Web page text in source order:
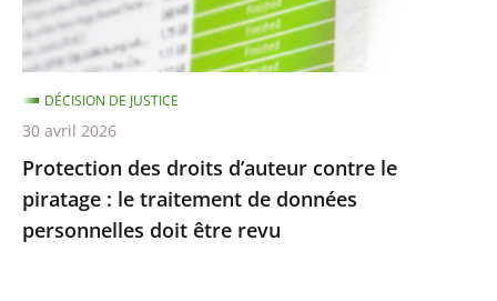
:
le
traitement
de
données
personnelles
doit
être
Protection des droits d’auteur contre le
piratage : le traitement de données
personnelles doit être revu
DÉCISION DE JUSTICE
30 avril 2026